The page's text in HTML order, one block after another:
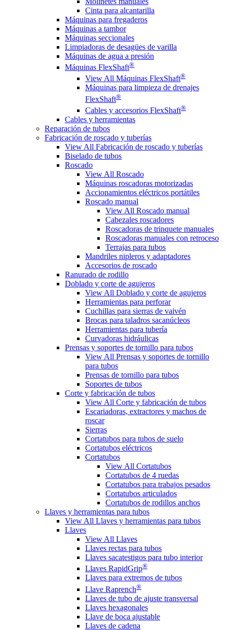
Cinta para alcantarilla
Máquinas para fregaderos
Máquinas a tambor
Máquinas seccionales
Limpiadoras de desagües de varilla
Máquinas de agua a presión
Máquinas FlexShaft®
View All Máquinas FlexShaft®
Máquinas para limpieza de drenajes
FlexShaft®
Cables y accesorios FlexShaft®
Cables y herramientas
Reparación de tubos
Fabricación de roscado y tuberías
View All Fabricación de roscado y tuberías
Biselado de tubos
Roscado
View All Roscado
Máquinas roscadoras motorizadas
Accionamientos eléctricos portátiles
Roscado manual
View All Roscado manual
Cabezales roscadores
Roscadoras de trinquete manuales
Roscadoras manuales con retroceso
Terrajas para tubos
Mandriles nipleros y adaptadores
Accesorios de roscado
Ranurado de rodillo
Doblado y corte de agujeros
View All Doblado y corte de agujeros
Herramientas para perforar
Cuchillas para sierras de vaivén
Brocas para taladros sacanúcleos
Herramientas para tubería
Curvadoras hidráulicas
Prensas y soportes de tornillo para tubos
View All Prensas y soportes de tornillo
para tubos
Prensas de tornillo para tubos
Soportes de tubos
Corte y fabricación de tubos
View All Corte y fabricación de tubos
Escariadoras, extractores y machos de
roscar
Sierras
Cortatubos para tubos de suelo
Cortatubos eléctricos
Cortatubos
View All Cortatubos
Cortatubos de 4 ruedas
Cortatubos para trabajos pesados
Cortatubos articulados
Cortatubos de rodillos anchos
Llaves y herramientas para tubos
View All Llaves y herramientas para tubos
Llaves
View All Llaves
Llaves rectas para tubos
Llaves sacatestigos para tubo interior
Llaves RapidGrip®
Llaves para extremos de tubos
Llave Raprench®
Llaves de tubo de ajuste transversal
Llaves hexagonales
Llave de boca ajustable
Llaves de cadena